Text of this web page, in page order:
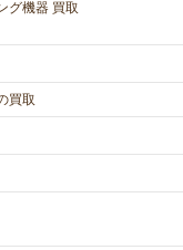
グ機器 買取
買取